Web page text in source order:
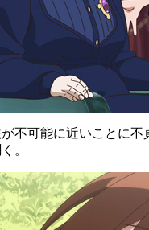
不可能に近いことに
。